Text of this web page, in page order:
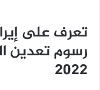
تعرف على
رسوم تعدين
2022